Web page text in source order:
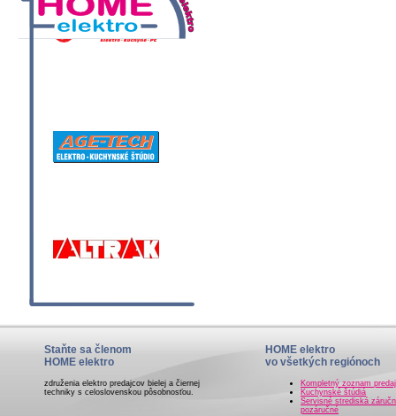
Staňte sa členom
HOME elektro
združenia elektro predajcov bielej a čiernej
techniky s celoslovenskou pôsobnosťou.
HOME elektro
vo všetkých regiónoch
Kompletný zoznam
Kuchynské štúdiá
Servisné strediská
pozáručné